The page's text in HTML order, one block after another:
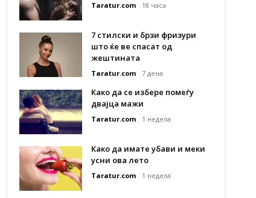
Taratur.com 18 часа
7 стилски и брзи фризури
што ќе ве спасат од
жештината
Taratur.com 7 дена
Како да се избере помеѓу
двајца мажи
Taratur.com 1 недела
Како да имате убави и меки
усни ова лето
Taratur.com 1 недела